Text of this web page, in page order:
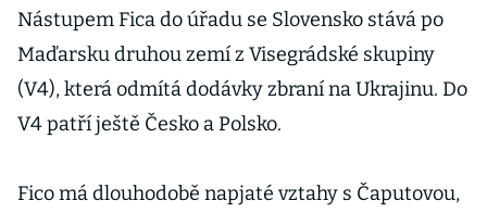
Nástupem Fica do úřadu se Slovensko stává po
Maďarsku druhou zemí z Visegrádské skupiny
(V4), která odmítá dodávky zbraní na Ukrajinu. Do
V4 patří ještě Česko a Polsko.
Fico má dlouhodobě napjaté vztahy s Čaputovou,